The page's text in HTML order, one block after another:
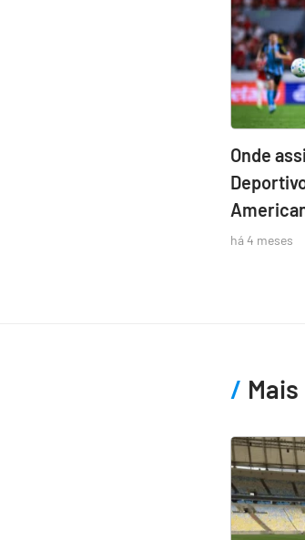
Onde
há 4 meses